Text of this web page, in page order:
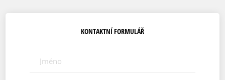
KONTAKTNÍ FORMULÁŘ